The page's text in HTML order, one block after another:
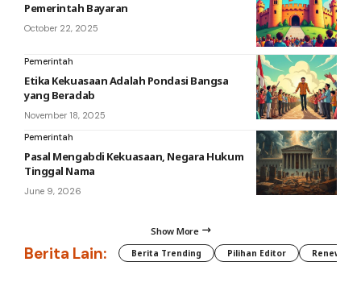
Pemerintah Bayaran
October 22, 2025
Pemerintah
Etika Kekuasaan Adalah Pondasi Bangsa
yang Beradab
November 18, 2025
Pemerintah
Pasal Mengabdi Kekuasaan, Negara Hukum
Tinggal Nama
June 9, 2026
Show More
Berita Lain: Berita Trending Pilihan Editor